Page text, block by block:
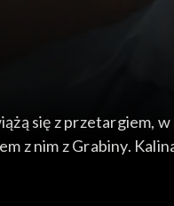
się z przetargiem,
z nim z Grabiny.
musi nagle